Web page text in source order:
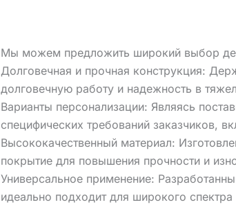
Мы можем предложить широкий выбор
Долговечная и прочная конструкция:
долговечную работу и надежность в
Варианты персонализации: Являясь
специфических требований заказчиков,
Высококачественный материал:
покрытие для повышения прочности и
Универсальное применение:
идеально подходит для широкого